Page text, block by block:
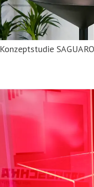
Konzeptstudie